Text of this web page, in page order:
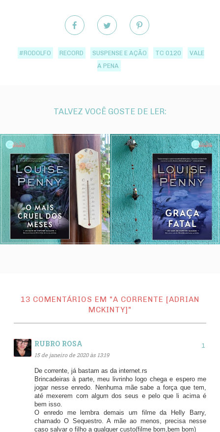
#RODOLFO RECORD SUSPENSE E AÇÃO TC 0120
VALE
A PENA
TALVEZ VOCÊ GOSTE DE LER:
13 COMENTÁRIOS EM "A CORRENTE [ADRIAN
MCKINTY]"
RUBRO ROSA
15 de janeiro de 2020 às 13:19
De corrente, já bastam as da internet.rs
Brincadeiras à parte, meu livrinho logo chega e espero me
jogar nesse enredo. Nenhuma mãe sabe a força que tem,
até mexerem com algum dos seus e pelo que li acima é
bem isso.
O enredo me lembra demais um filme da Helly Barry,
chamado O Sequestro. A mãe ao menos, precisa nesse
caso salvar o filho a qualquer custo(filme bom,bem bom)